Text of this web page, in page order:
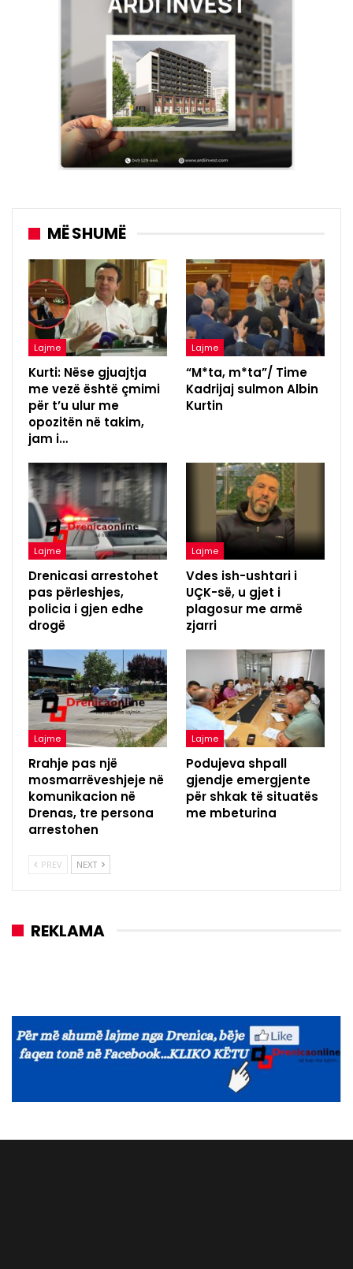
MË SHUMË
Lajme
Kurti: Nëse gjuajtja
me vezë është çmimi
për t’u ulur me
opozitën në takim,
jam i…
Lajme
“M*ta, m*ta”/ Time
Kadrijaj sulmon Albin
Kurtin
Lajme
Drenicasi arrestohet
pas përleshjes,
policia i gjen edhe
drogë
Lajme
Vdes ish-ushtari i
UÇK-së, u gjet i
plagosur me armë
zjarri
Lajme
Rrahje pas një
mosmarrëveshjeje në
komunikacion në
Drenas, tre persona
arrestohen
Lajme
Podujeva shpall
gjendje emergjente
për shkak të situatës
me mbeturina
PREV NEXT
REKLAMA